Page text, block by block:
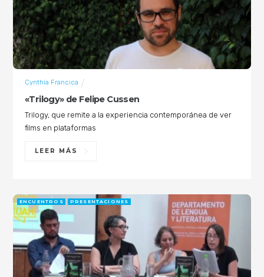
«Trilogy» de Felipe Cussen
Cynthia Francica
Trilogy, que remite a la experiencia contemporánea de ver
films en plataformas
LEER MÁS
ENCUENTROS PRESENTACIONES